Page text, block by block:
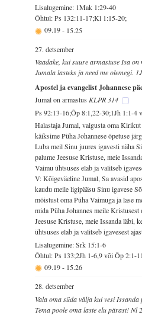
Lisalugemine: 1Mak 1:29-40
Õhtul: Ps 132:11-17;Kl 1:15-20;
09.19- 15.25
27. detsember
Vaadake, kui suure armastuse Isa
Jumala lasteks ja need me olemegi.
Apostel ja evangelist Johannese
Jumal on armastus KLPR 314
Ps 92:13-16;Õp 8:1,22-30;1Jh 1:1-4
Halastaja Jumal, valgusta oma
käiksime Püha Johannese õpetuse
Luba meil Sinu juures igavesti näha
palume Jeesuse Kristuse, meie
Vaimu ühtsuses elab ja valitseb
V: Kõigeväeline Jumal, Sa avasid
kaudu meile ligipääsu Sinu igavese
mõistust oma Püha Vaimuga ja lase
mida Püha Johannes meile
Jeesuse Kristuse, meie Issanda läbi,
ühtsuses elab ja valitseb igavesest
Lisalugemine: Srk 15:1-6
Õhtul: Ps 133;2Jh 1-6,9 või Õp 2:1-
09.19- 15.26
28. detsember
Vala oma süda välja kui vesi Issanda
Tema poole oma laste elu pärast! Nl